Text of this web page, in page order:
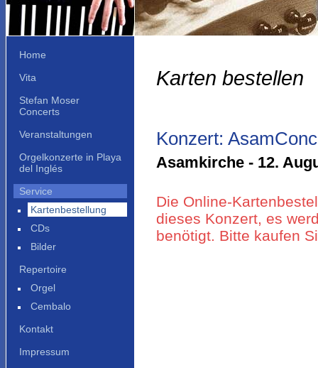
Karten bestellen
Konzert:
Asamkirche - 12.
Die Online-
dieses Konzert, es
benötigt. Bitte kaufen
Home
Vita
Stefan Moser
Concerts
Veranstaltungen
Orgelkonzerte in Playa
del Inglés
Service
Kartenbestellung
CDs
Bilder
Repertoire
Orgel
Cembalo
Kontakt
Impressum